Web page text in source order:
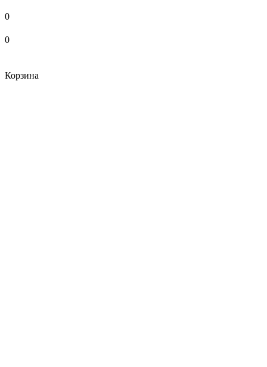
0
0
Корзина